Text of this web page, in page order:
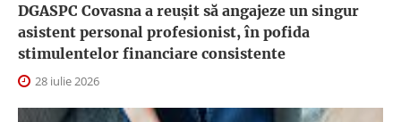
DGASPC Covasna a reuşit să angajeze un singur
asistent personal profesionist, în pofida
stimulentelor financiare consistente
28 iulie 2026